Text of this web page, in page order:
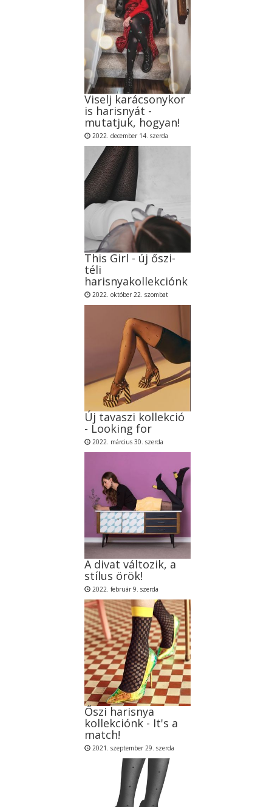
Viselj karácsonykor
is harisnyát -
mutatjuk, hogyan!
2022. december 14. szerda
This Girl - új őszi-
téli
harisnyakollekciónk
2022. október 22. szombat
Új tavaszi kollekció
- Looking for
2022. március 30. szerda
A divat változik, a
stílus örök!
2022. február 9. szerda
Őszi harisnya
kollekciónk - It's a
match!
2021. szeptember 29. szerda